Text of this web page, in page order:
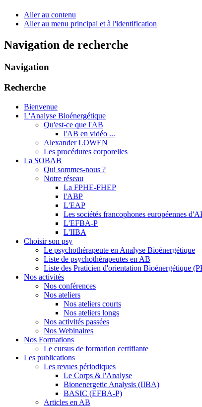
Aller au contenu
Aller au menu principal et à l'identification
Navigation de recherche
Navigation
Recherche
Bienvenue
L'Analyse Bioénergétique
Qu'est-ce que l'AB
l'AB en vidéo ...
Alexander LOWEN
Les procédures corporelles
La SOBAB
Qui sommes-nous ?
Notre réseau
La FPHE-FHEP
l'ABP
L'EAP
Les sociétés francophones européennes
L'EFBA-P
L'IIBA
Choisir son psy
Le psychothérapeute en Analyse Bioénergétique
Liste de psychothérapeutes en AB
Liste des Praticien d'orientation Bioénergétique
Nos activités
Nos conférences
Nos ateliers
Nos ateliers courts
Nos ateliers longs
Nos activités passées
Nos Webinaires
Nos Formations
Le cursus de formation certifiante
Les publications
Les revues périodiques
Le Corps & l'Analyse
Bionenergetic Analysis (IIBA)
BASIC (EFBA-P)
Articles en AB